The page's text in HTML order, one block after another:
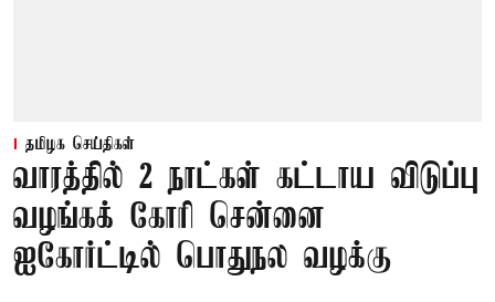
தமிழக செய்திகள்
வாரத்தில் 2 நாட்கள் கட்டாய விடுப்பு
வழங்கக் கோரி சென்னை
ஐகோர்ட்டில் பொதுநல வழக்கு